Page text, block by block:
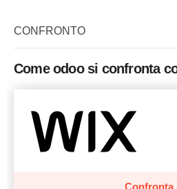
CONFRONTO
Come odoo si confronta
Confronta